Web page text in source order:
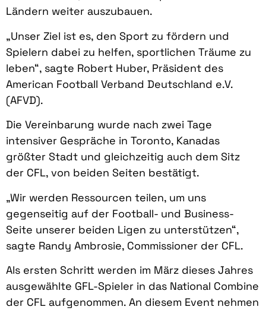
Ländern weiter auszubauen.
„Unser Ziel ist es, den Sport zu fördern und
Spielern dabei zu helfen, sportlichen Träume zu
leben“, sagte Robert Huber, Präsident des
American Football Verband Deutschland e.V.
(AFVD).
Die Vereinbarung wurde nach zwei Tage
intensiver Gespräche in Toronto, Kanadas
größter Stadt und gleichzeitig auch dem Sitz
der CFL, von beiden Seiten bestätigt.
„Wir werden Ressourcen teilen, um uns
gegenseitig auf der Football- und Business-
Seite unserer beiden Ligen zu unterstützen“,
sagte Randy Ambrosie, Commissioner der CFL.
Als ersten Schritt werden im März dieses Jahres
ausgewählte GFL-Spieler in das National Combine
der CFL aufgenommen. An diesem Event nehmen